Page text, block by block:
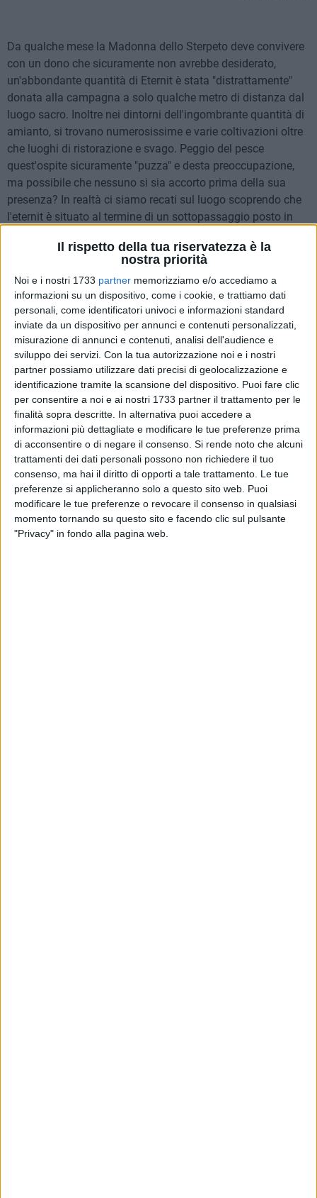
Il rispetto della tua riservatezza è la
nostra priorità
Noi e i nostri 1733 partner memorizziamo e/o accediamo a
informazioni su un dispositivo, come i cookie, e trattiamo dati
personali, come identificatori univoci e informazioni standard
inviate da un dispositivo per annunci e contenuti personalizzati,
misurazione di annunci e contenuti, analisi dell'audience e
sviluppo dei servizi. Con la tua autorizzazione noi e i nostri
partner possiamo utilizzare dati precisi di geolocalizzazione e
identificazione tramite la scansione del dispositivo. Puoi fare clic
per consentire a noi e ai nostri 1733 partner il trattamento per le
finalità sopra descritte. In alternativa puoi accedere a
informazioni più dettagliate e modificare le tue preferenze prima
di acconsentire o di negare il consenso. Si rende noto che alcuni
trattamenti dei dati personali possono non richiedere il tuo
consenso, ma hai il diritto di opporti a tale trattamento. Le tue
preferenze si applicheranno solo a questo sito web. Puoi
modificare le tue preferenze o revocare il consenso in qualsiasi
momento tornando su questo sito e facendo clic sul pulsante
"Privacy" in fondo alla pagina web.
Da qualche mese la Madonna dello Sterpeto deve convivere
con un dono che sicuramente non avrebbe desiderato,
un'abbondante quantità di Eternit è stata "distrattamente"
donata alla campagna a solo qualche metro di distanza dal
luogo sacro. Inoltre nei dintorni dell'ingombrante quantità di
amianto, si trovano numerosissime e varie coltivazioni oltre
che luoghi di ristorazione e svago. Peggio del pesce
quest'ospite sicuramente "puzza" e desta preoccupazione,
ma possibile che nessuno si sia accorto prima della sua
presenza? In realtà ci siamo recati sul luogo scoprendo che
l'eternit è situato al termine di un sottopassaggio posto in
superato il Santuario. Varie lastre sono abbandonate proprio
di fianco alla campagna, sfibrate, essendo sicuramente
molto vecchie e inoltre deteriorate dagli agenti atmosferici.
Prima di giungere al sottopassaggio in cui si trovano queste
ultime però è inevitabile porre lo sguardo sulle enormi
quantità di immondizia abbandonate sul ciglio della strada,
tra cui stanziano servizi igienici, gomme da trattore,
televisori, tessuti bruciati, botti di capodanno e vari altre
impensabili rifiuti che andrebbero smaltiti adeguatamente
mentre incoscienti geni del riciclo hanno pensato bene di
bruciarli nel momento in cui se ne era creato un accumulo
troppo ingombrante.
I luoghi sacri raccolgono sempre attorno ai propri spazi un
fascino intangibile e supremo, che si creda o meno in una
determinata religione, spesso e volentieri un luogo dedito al
culto rivela attraverso silenziosi elementi della natura fusi a
doni e ornamenti sacri, importanti verità regalando riflessioni